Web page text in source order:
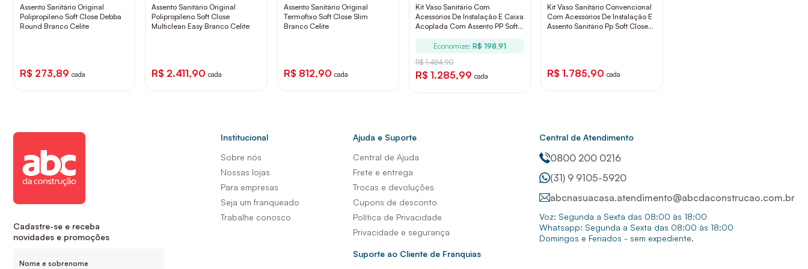
Assento Sanitário Original
Polipropileno Soft Close Debba
Round Branco Celite
R$ 273,89 cada
Assento Sanitário Original
Polipropileno Soft Close
Multiclean Easy Branco Celite
R$ 2.411,90 cada
Assento Sanitário Original
Termofixo Soft Close Slim
Branco Celite
R$ 812,90 cada
Kit Vaso Sanitário Com
Acessórios De Instalação E Caixa
Acoplada Com Assento PP Soft
Economize:R$ 198,91
R$ 1.484,90
R$ 1.285,99 cada
Kit Vaso Sanitário Convencional
Com Acessórios De Instalação E
Assento Sanitário Pp Soft Close
R$ 1.785,90 cada
Cadastre-se e receba
novidades e promoções
Institucional
Sobre nós
Nossas lojas
Para empresas
Seja um franqueado
Trabalhe conosco
Ajuda e Suporte
Central de Ajuda
Frete e entrega
Trocas e devoluções
Cupons de desconto
Política de Privacidade
Privacidade e segurança
Suporte ao Cliente de Franquias
Central de Atendimento
0800 200 0216
(31) 9 9105-5920
abcnasuacasa.atendimento@abcdaconstrucao.com.br
Voz: Segunda a Sexta das 08:00 às 18:00
Whatsapp: Segunda a Sexta das 08:00 às 18:00
Domingos e Feriados - sem expediente.